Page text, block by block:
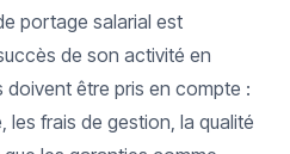
portage salarial est
de son activité en
doivent être pris en compte :
les frais de gestion, la qualité